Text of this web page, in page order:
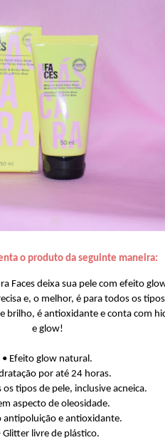
o produto da seguinte maneira:
Faces deixa sua pele com efeito
e, o melhor, é para todos os
brilho, é antioxidante e conta com
e glow!
• Efeito glow natural.
por até 24 horas.
os tipos de pele, inclusive acneica.
aspecto de oleosidade.
antipoluição e antioxidante.
Glitter livre de plástico.